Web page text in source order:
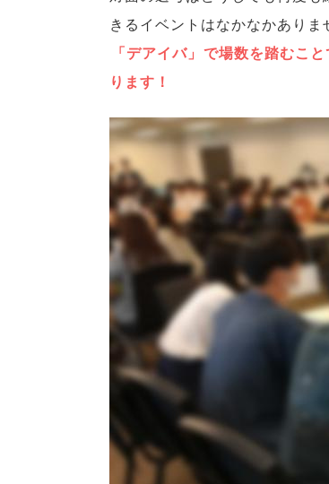
きるイベントはなかなかありま
「デアイバ」 で場数を踏むこ
ります！